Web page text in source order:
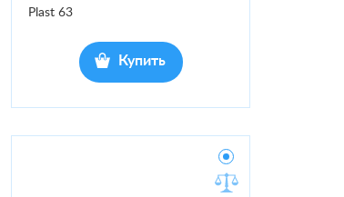
Plast 63
Купить